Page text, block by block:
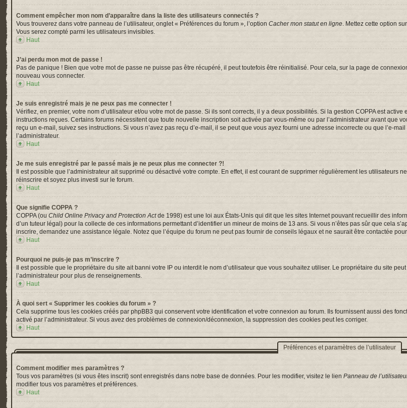
Comment empêcher mon nom d’apparaître dans la liste des utilisateurs connectés ?
Vous trouverez dans votre panneau de l’utilisateur, onglet « Préférences du forum », l’option Cacher mon statut en ligne. Mettez cette option sur
Vous serez compté parmi les utilisateurs invisibles.
Haut
J’ai perdu mon mot de passe !
Pas de panique ! Bien que votre mot de passe ne puisse pas être récupéré, il peut toutefois être réinitialisé. Pour cela, sur la page de
nouveau vous connecter.
Haut
Je suis enregistré mais je ne peux pas me connecter !
Vérifiez, en premier, votre nom d’utilisateur et/ou votre mot de passe. Si ils sont corrects, il y a deux possibilités. Si la gestion COPPA est
instructions reçues. Certains forums nécessitent que toute nouvelle inscription soit activée par vous-même ou par l’administrateur avant que
reçu un e-mail, suivez ses instructions. Si vous n’avez pas reçu d’e-mail, il se peut que vous ayez fourni une adresse incorrecte ou que l’e-
l’administrateur.
Haut
Je me suis enregistré par le passé mais je ne peux plus me connecter ?!
Il est possible que l’administrateur ait supprimé ou désactivé votre compte. En effet, il est courant de supprimer régulièrement les
réinscrire et soyez plus investi sur le forum.
Haut
Que signifie COPPA ?
COPPA (ou Child Online Privacy and Protection Actde 1998) est une loi aux États-Unis qui dit que les sites Internet pouvant recueillir des
d’un tuteur légal) pour la collecte de ces informations permettant d’identifier un mineur de moins de 13 ans. Si vous n’êtes pas sûr que cela
inscrire, demandez une assistance légale. Notez que l’équipe du forum ne peut pas fournir de conseils légaux et ne saurait être contactée
Haut
Pourquoi ne puis-je pas m’inscrire ?
Il est possible que le propriétaire du site ait banni votre IP ou interdit le nom d’utilisateur que vous souhaitez utiliser. Le propriétaire du site
l’administrateur pour plus de renseignements.
Haut
À quoi sert « Supprimer les cookies du forum » ?
Cela supprime tous les cookies créés par phpBB3 qui conservent votre identification et votre connexion au forum. Ils fournissent aussi des
activé par l’administrateur. Si vous avez des problèmes de connexion/déconnexion, la suppression des cookies peut les corriger.
Haut
Préférences et paramètres de l’utilisateur
Comment modifier mes paramètres ?
Tous vos paramètres (si vous êtes inscrit) sont enregistrés dans notre base de données. Pour les modifier, visitez le lien Panneau de
modifier tous vos paramètres et préférences.
Haut